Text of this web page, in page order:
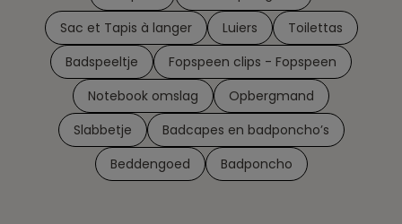
Sac et Tapis à langer
Luiers
Toilettas
Badspeeltje
Fopspeen clips - Fopspeen
Notebook omslag
Opbergmand
Slabbetje
Badcapes en badponcho’s
Beddengoed
Badponcho